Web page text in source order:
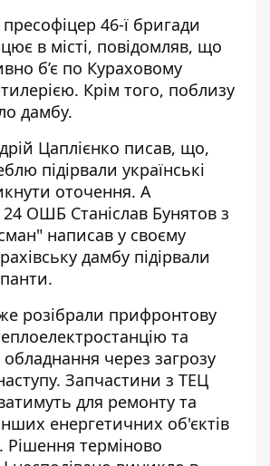
46-ї бригади
в місті, повідомляв, що
б’є по Кураховому
Крім того, поблизу
дамбу.
Цаплієнко писав, що,
підірвали українські
оточення. А
ОШБ Станіслав Бунятов з
написав у своєму
дамбу підірвали
розібрали прифронтову
та
обладнання через загрозу
Запчастини з ТЕЦ
для ремонту та
енергетичних об'єктів
терміново